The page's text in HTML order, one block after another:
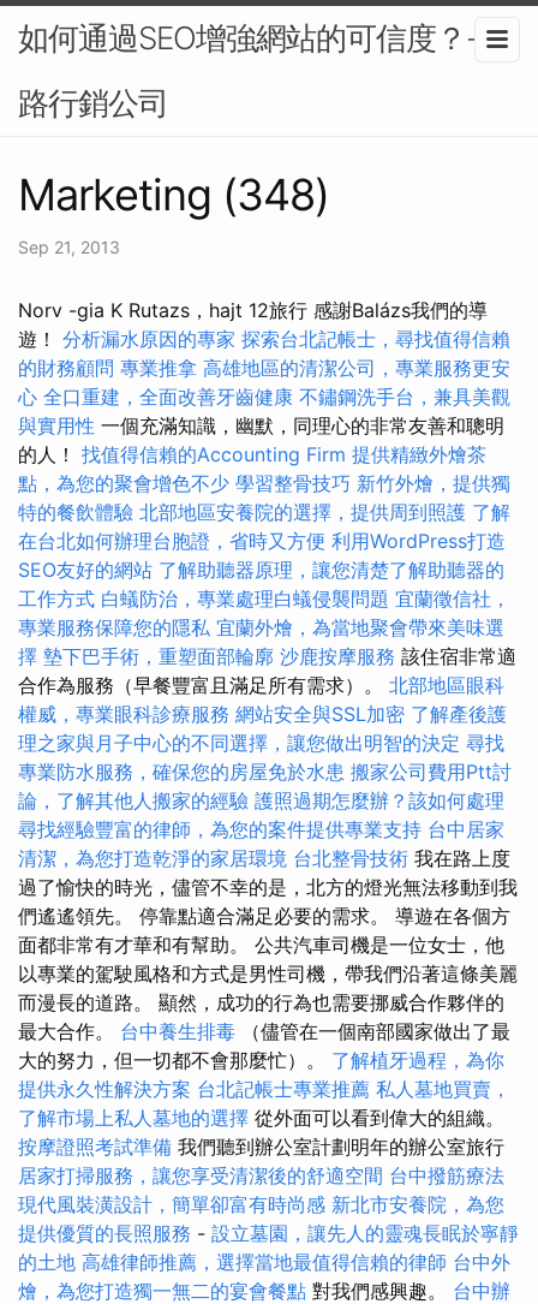
如何通過SEO增強網站的可信度？-網
路行銷公司
Marketing (348)
Sep 21, 2013
Norv -gia K Rutazs，hajt 12旅行 感謝Balázs我們的導
遊！ 分析漏水原因的專家 探索台北記帳士，尋找值得信賴
的財務顧問 專業推拿 高雄地區的清潔公司，專業服務更安
心 全口重建，全面改善牙齒健康 不鏽鋼洗手台，兼具美觀
與實用性 一個充滿知識，幽默，同理心的非常友善和聰明
的人！ 找值得信賴的Accounting Firm 提供精緻外燴茶
點，為您的聚會增色不少 學習整骨技巧 新竹外燴，提供獨
特的餐飲體驗 北部地區安養院的選擇，提供周到照護 了解
在台北如何辦理台胞證，省時又方便 利用WordPress打造
SEO友好的網站 了解助聽器原理，讓您清楚了解助聽器的
工作方式 白蟻防治，專業處理白蟻侵襲問題 宜蘭徵信社，
專業服務保障您的隱私 宜蘭外燴，為當地聚會帶來美味選
擇 墊下巴手術，重塑面部輪廓 沙鹿按摩服務 該住宿非常適
合作為服務（早餐豐富且滿足所有需求）。 北部地區眼科
權威，專業眼科診療服務 網站安全與SSL加密 了解產後護
理之家與月子中心的不同選擇，讓您做出明智的決定 尋找
專業防水服務，確保您的房屋免於水患 搬家公司費用Ptt討
論，了解其他人搬家的經驗 護照過期怎麼辦？該如何處理
尋找經驗豐富的律師，為您的案件提供專業支持 台中居家
清潔，為您打造乾淨的家居環境 台北整骨技術 我在路上度
過了愉快的時光，儘管不幸的是，北方的燈光無法移動到我
們遙遙領先。 停靠點適合滿足必要的需求。 導遊在各個方
面都非常有才華和有幫助。 公共汽車司機是一位女士，他
以專業的駕駛風格和方式是男性司機，帶我們沿著這條美麗
而漫長的道路。 顯然，成功的行為也需要挪威合作夥伴的
最大合作。 台中養生排毒
（儘管在一個南部國家做出了最
大的努力，但一切都不會那麼忙）。 了解植牙過程，為你
提供永久性解決方案 台北記帳士專業推薦 私人墓地買賣，
了解市場上私人墓地的選擇 從外面可以看到偉大的組織。
按摩證照考試準備 我們聽到辦公室計劃明年的辦公室旅行
居家打掃服務，讓您享受清潔後的舒適空間 台中撥筋療法
現代風裝潢設計，簡單卻富有時尚感 新北市安養院，為您
提供優質的長照服務 - 設立墓園，讓先人的靈魂長眠於寧靜
的土地 高雄律師推薦，選擇當地最值得信賴的律師 台中外
燴，為您打造獨一無二的宴會餐點 對我們感興趣。 台中辦